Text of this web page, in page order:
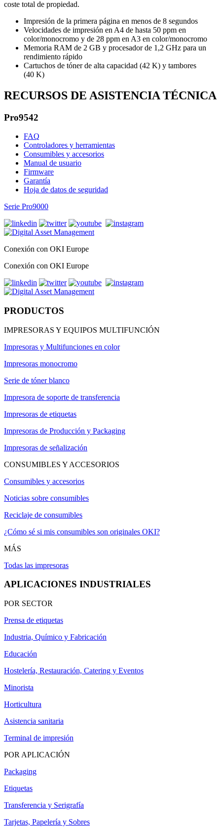
coste total de propiedad.
Impresión de la primera página en menos de 8 segundos
Velocidades de impresión en A4 de hasta 50 ppm en
color/monocromo y de 28 ppm en A3 en color/monocromo
Memoria RAM de 2 GB y procesador de 1,2 GHz para un
rendimiento rápido
Cartuchos de tóner de alta capacidad (42 K) y tambores
(40 K)
RECURSOS DE ASISTENCIA TÉCNICA
Pro9542
FAQ
Controladores y herramientas
Consumibles y accesorios
Manual de usuario
Firmware
Garantía
Hoja de datos de seguridad
Serie Pro9000
Conexión con OKI Europe
Conexión con OKI Europe
PRODUCTOS
IMPRESORAS Y EQUIPOS MULTIFUNCIÓN
Impresoras y Multifunciones en color
Impresoras monocromo
Serie de tóner blanco
Impresora de soporte de transferencia
Impresoras de etiquetas
Impresoras de Producción y Packaging
Impresoras de señalización
CONSUMIBLES Y ACCESORIOS
Consumibles y accesorios
Noticias sobre consumibles
Reciclaje de consumibles
¿Cómo sé si mis consumibles son originales OKI?
MÁS
Todas las impresoras
APLICACIONES INDUSTRIALES
POR SECTOR
Prensa de etiquetas
Industria, Químico y Fabricación
Educación
Hostelería, Restauración, Catering y Eventos
Minorista
Horticultura
Asistencia sanitaria
Terminal de impresión
POR APLICACIÓN
Packaging
Etiquetas
Transferencia y Serigrafía
Tarjetas, Papelería y Sobres